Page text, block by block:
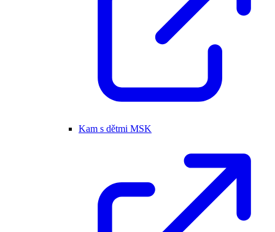
Kam s dětmi MSK